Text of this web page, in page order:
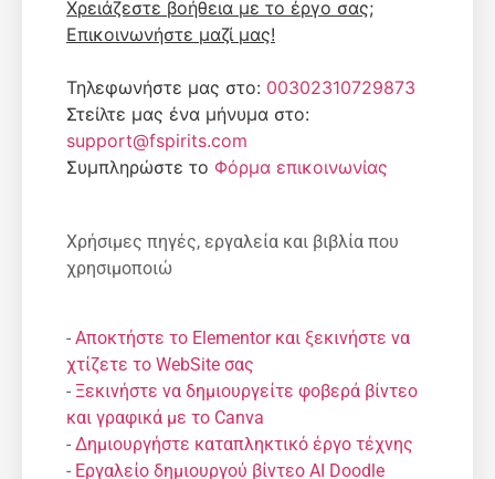
Χρειάζεστε βοήθεια με το έργο σας;
Επικοινωνήστε μαζί μας!
Τηλεφωνήστε μας στο: 00302310729873
Στείλτε μας ένα μήνυμα στο:
support@fspirits.com
Συμπληρώστε το Φόρμα επικοινωνίας
Χρήσιμες πηγές, εργαλεία και βιβλία που
χρησιμοποιώ
- Αποκτήστε το Elementor και ξεκινήστε να
χτίζετε το WebSite σας
- Ξεκινήστε να δημιουργείτε φοβερά βίντεο
και γραφικά με το Canva
- Δημιουργήστε καταπληκτικό έργο τέχνης
- Εργαλείο δημιουργού βίντεο AI Doodle